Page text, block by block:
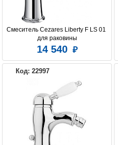
Смеситель Cezares Liberty F LS 01
для раковины
14 540
Код: 22997